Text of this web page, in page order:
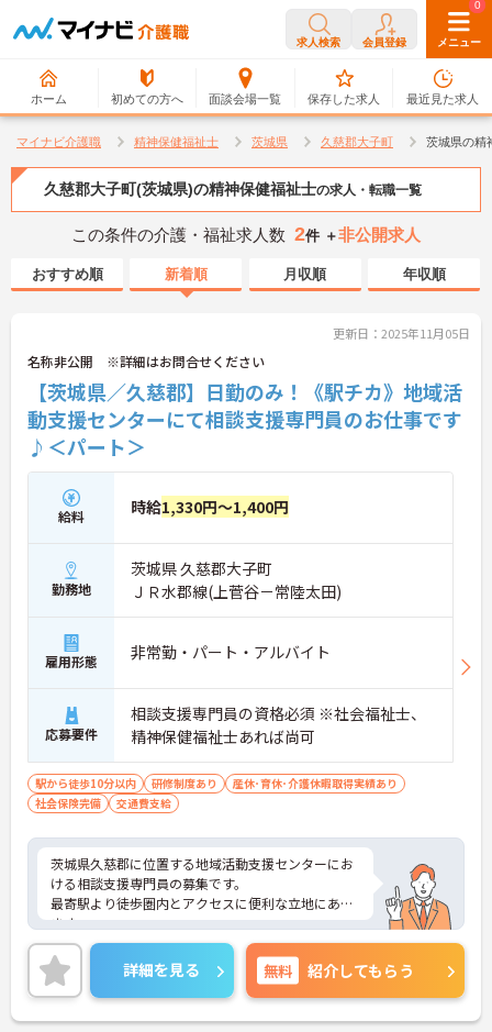
求人検索 会員登録 メニュー
ホーム 初めての方へ 面談会場一覧
0
保存した求人
0
最近見た求人
マイナビ介護職 精神保健福祉士 茨城県 久慈郡大子町 茨城県の精
久慈郡大子町(茨城県)の精神保健福祉士の求人・転職一覧
この条件の介護・福祉求人数 2件 ＋非公開求人
おすすめ順 新着順 月収順 年収順
更新日：2025年11月05日
名称非公開 ※詳細はお問合せください
【茨城県／久慈郡】日勤のみ！《駅チカ》地域活
動支援センターにて相談支援専門員のお仕事です
♪＜パート＞
給料 時給1,330円～1,400円
勤務地
茨城県 久慈郡大子町
ＪＲ水郡線(上菅谷－常陸太田)
雇用形態 非常勤・パート・アルバイト
応募要件
相談支援専門員の資格必須 ※社会福祉士、
精神保健福祉士あれば尚可
駅から徒歩10分以内 研修制度あり
産休･育休･介護休暇取得実績あり
社会保険完備
交通費支給
茨城県久慈郡に位置する地域活動支援センターにお
ける相談支援専門員の募集です。
最寄駅より徒歩圏内とアクセスに便利な立地にあり
ます。
自立した生活に向けたサポートを行っていただきま
す。
ご興味のある方には、面接対策ポイントなど、さら
に詳細をお話しいたしますのでお気軽にご相談くだ
さい！
詳細を見る 無料 紹介してもらう